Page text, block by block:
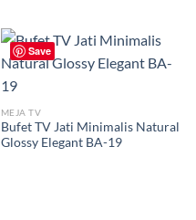
Save
MEJA TV
Bufet TV Jati Minimalis Natural
Glossy Elegant BA-19